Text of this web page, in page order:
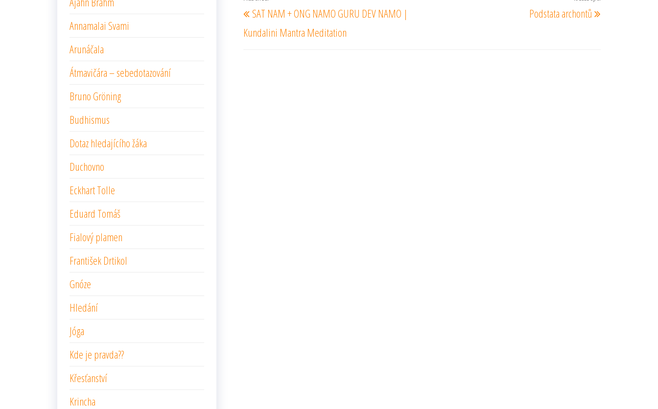
pro
příspěvek
příspěvek
SAT NAM + ONG NAMO GURU DEV NAMO |
Kundalini Mantra Meditation
Podstata archontů
Annamalai Svami
Arunáčala
Átmavičára – sebedotazování
Bruno Gröning
Budhismus
Dotaz hledajícího žáka
Duchovno
Eckhart Tolle
Eduard Tomáš
Fialový plamen
František Drtikol
Gnóze
Hledání
Jóga
Kde je pravda??
Křesťanství
Krincha